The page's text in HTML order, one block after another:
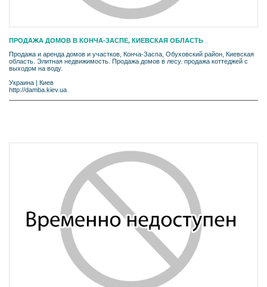
ПРОДАЖА ДОМОВ В КОНЧА-ЗАСПЕ, КИЕВСКАЯ ОБЛАСТЬ
Продажа и аренда домов и участков, Конча-Заспа, Обуховский район, Киевская
область. Элитная недвижимость. Продажа домов в лесу. продажа коттеджей с
выходом на воду.
Украина
Киев
http://damba.kiev.ua